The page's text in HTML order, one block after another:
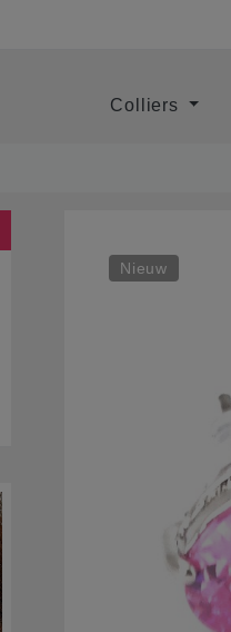
Colliers
Nieuw